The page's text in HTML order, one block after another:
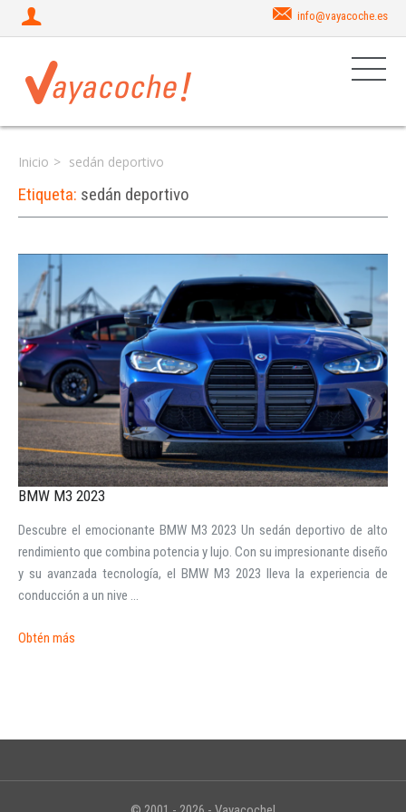
Iniciar sesión
INICIAR SESIÓN
¿Ha olvidado la contraseña?
info@vayacoche.es
Inicio sedán deportivo
Etiqueta: sedán deportivo
BMW M3 2023
Descubre el emocionante BMW M3 2023 Un sedán deportivo de alto
rendimiento que combina potencia y lujo. Con su impresionante diseño
y su avanzada tecnología, el BMW M3 2023 lleva la experiencia de
conducción a un nive ...
Obtén más